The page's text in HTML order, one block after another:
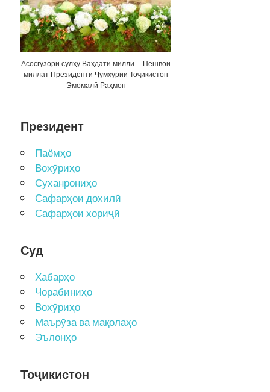
Асосгузори сулҳу Ваҳдати миллӣ – Пешвои
миллат Президенти Ҷумҳурии Тоҷикистон
Эмомалӣ Раҳмон
Президент
Паёмҳо
Вохӯриҳо
Суханрониҳо
Сафарҳои дохилӣ
Сафарҳои хориҷӣ
Суд
Хабарҳо
Чорабиниҳо
Вохӯриҳо
Маърӯза ва мақолаҳо
Эълонҳо
Тоҷикистон